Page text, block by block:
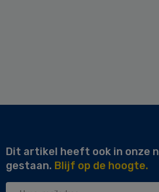
Dit artikel heeft ook in onze
gestaan. Blijf op de hoogte.
Uw